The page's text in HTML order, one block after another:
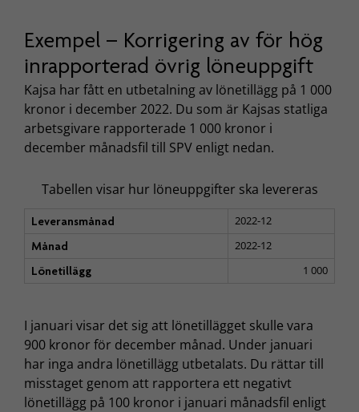
Exempel – Korrigering av för hög
inrapporterad övrig löneuppgift
Kajsa har fått en utbetalning av lönetillägg på 1 000
kronor i december 2022. Du som är Kajsas statliga
arbetsgivare rapporterade 1 000 kronor i
december månadsfil till SPV enligt nedan.
Tabellen visar hur löneuppgifter ska levereras
Leveransmånad
2022-12
Månad
2022-12
Lönetillägg
1 000
I januari visar det sig att lönetillägget skulle vara
900 kronor för december månad. Under januari
har inga andra lönetillägg utbetalats. Du rättar till
misstaget genom att rapportera ett negativt
lönetillägg på 100 kronor i januari månadsfil enligt